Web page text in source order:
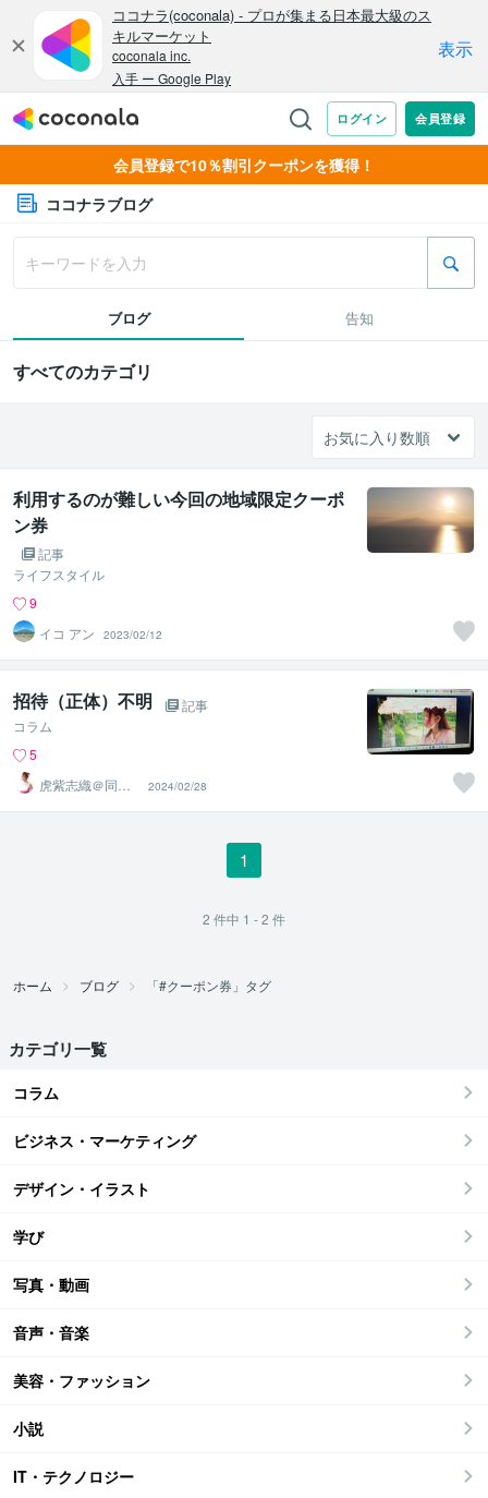
会員登録で10％割引クーポンを獲得！
ココナラブログ
ブログ 告知
すべてのカテゴリ
利用するのが難しい今回の地域限定クーポ
ン券
記事
ライフスタイル
9
イコ アン
2023/02/12
招待（正体）不明
記事
コラム
5
虎紫志織＠同じ
目線の『駆け込
み寺』
2024/02/28
1
2 件中 1 - 2 件
ホーム ブログ 「#クーポン券」タグ
カテゴリ一覧
コラム
ビジネス・マーケティング
デザイン・イラスト
学び
写真・動画
音声・音楽
美容・ファッション
小説
IT・テクノロジー